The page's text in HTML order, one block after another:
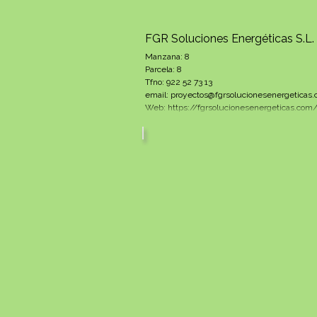
FGR Soluciones Energéticas S.L.
Manzana: 8
Parcela: 8
Tfno: 922 52 73 13
email:
Web: https://fgrsolucionesenergeticas.com/